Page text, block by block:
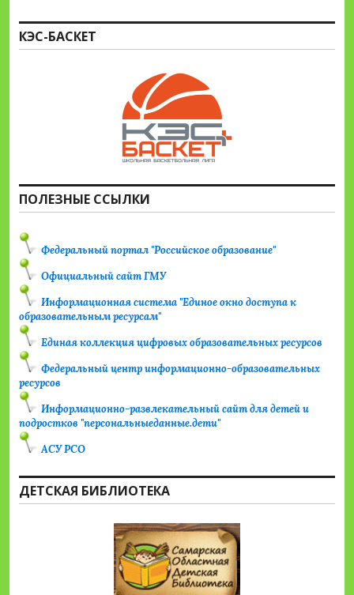
КЭС-БАСКЕТ
ПОЛЕЗНЫЕ ССЫЛКИ
Федеральный портал "Российское образование"
Официальный сайт ГМУ
Информационная система "Единое окно доступа к
образовательным ресурсам"
Единая коллекция цифровых образовательных ресурсов
Федеральный центр информационно-образовательных
ресурсов
Информационно-развлекательный сайт для детей и
подростков "персональныеданные.дети"
АСУ РСО
ДЕТСКАЯ БИБЛИОТЕКА